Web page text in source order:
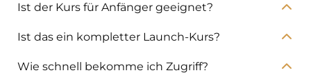
Ist der Kurs für Anfänger geeignet?
aufbauen willst.
Ist das ein kompletter Launch-Kurs?
Wie schnell bekomme ich Zugriff?